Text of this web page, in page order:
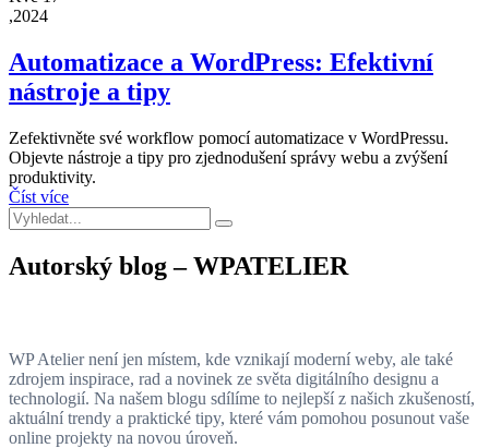
,2024
Automatizace a WordPress: Efektivní
nástroje a tipy
Zefektivněte své workflow pomocí automatizace v WordPressu.
Objevte nástroje a tipy pro zjednodušení správy webu a zvýšení
produktivity.
Číst více
Autorský blog – WPATELIER
WP Atelier není jen místem, kde vznikají moderní weby, ale také
zdrojem inspirace, rad a novinek ze světa digitálního designu a
technologií. Na našem blogu sdílíme to nejlepší z našich zkušeností,
aktuální trendy a praktické tipy, které vám pomohou posunout vaše
online projekty na novou úroveň.